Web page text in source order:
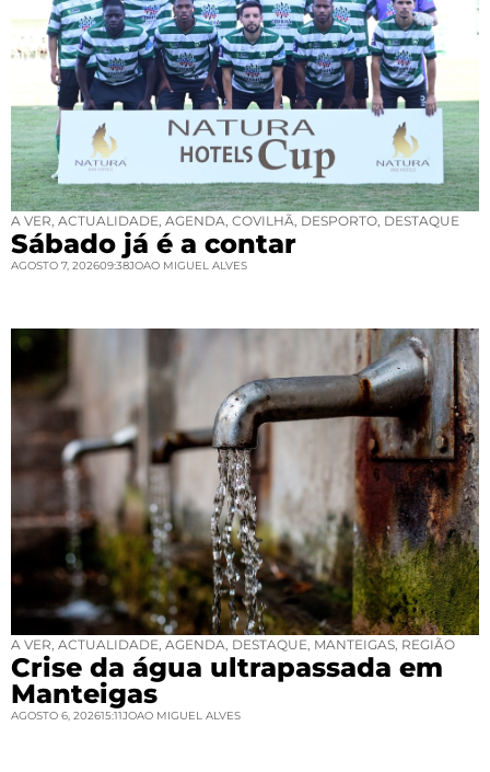
A VER ACTUALIDADE AGENDA COVILHÃ DESPORTO DESTAQUE
Sábado já é a contar
AGOSTO 7, 202609:38JOAO MIGUEL ALVES
A VER ACTUALIDADE AGENDA DESTAQUE MANTEIGAS REGIÃO
Crise da água ultrapassada em
Manteigas
AGOSTO 6, 202615:11JOAO MIGUEL ALVES